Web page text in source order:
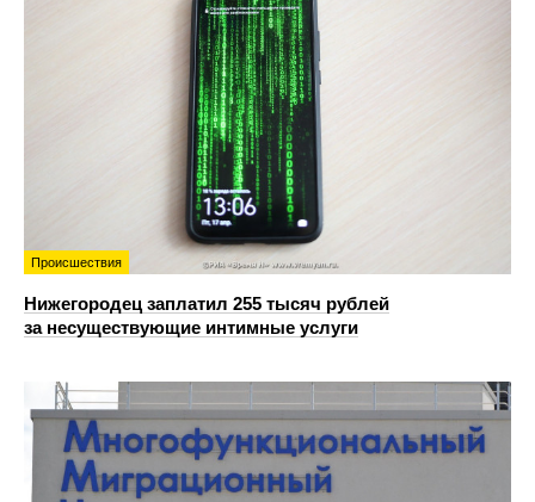
Происшествия
Нижегородец заплатил 255 тысяч рублей
за несуществующие интимные услуги